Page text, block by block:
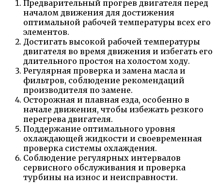
Предварительный прогрев двигателя перед
началом движения для достижения
оптимальной рабочей температуры всех его
элементов.
Достигать высокой рабочей температуры
двигателя во время движения и избегать его
длительного простоя на холостом ходу.
Регулярная проверка и замена масла и
фильтров, соблюдение рекомендаций
производителя по замене.
Осторожная и плавная езда, особенно в
начале движения, чтобы избежать резкого
перегрева двигателя.
Поддержание оптимального уровня
охлаждающей жидкости и своевременная
проверка системы охлаждения.
Соблюдение регулярных интервалов
сервисного обслуживания и проверка
турбины на износ и неисправности.